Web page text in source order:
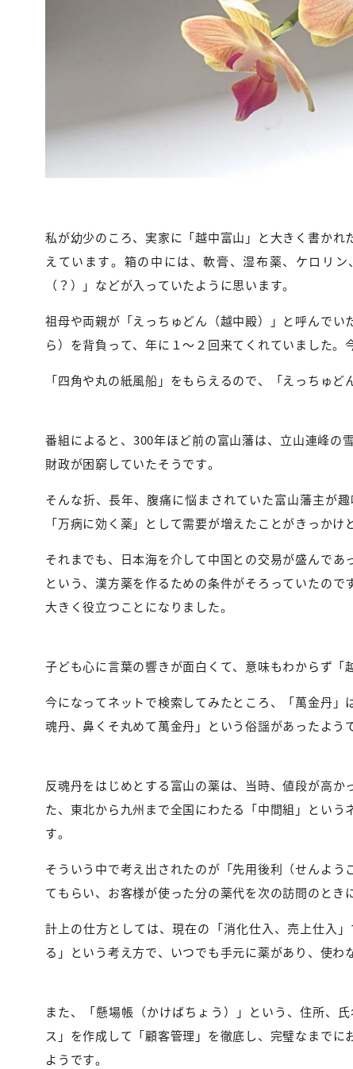
私が幼少のころ、実家に「越中富山」と大きく書か
えています。箱の中には、軟膏、湿布薬、ケロリ
（？）」などが入っていたように思います。
祖母や両親が「えっちゅどん（越中殿）」と呼んで
ら）を背負って、年に１～２回来てくれていました。
「四角や丸の紙風船」をもらえるので、「えっちゅ
番組によると、300年ほど前の富山藩は、立山連峰の
財政が困窮していたそうです。
そんな折、長年、腹痛に悩まされていた富山藩主が
「万病に効く薬」として需要が増えたことがきっか
それまでも、日本海を介して中国との交易が盛んで
という、漢方薬を作るための条件がそろっていたの
大きく役立つことになりました。
子ども心に言葉の響きが面白くて、意味もわからず「
今になってネットで検索してみたところ、「萬金丹
魂丹、鼻くそ丸めて萬金丹」という俗謡があったよ
反魂丹をはじめとする富山の薬は、当時、値段が高
た、東北から九州まで全国にわたる「中間組」とい
す。
そういう中で考え出されたのが「先用後利（せんよ
てもらい、お客様が使った分の薬代を次の訪問のとき
計上の仕方としては、現在の「消化仕入、売上仕入
る」という考え方で、いつでも手元に薬があり、使わ
また、「懸場帳（かけばちょう）」という、住所、
ス」を作成して「顧客管理」を徹底し、完璧なまで
ようです。